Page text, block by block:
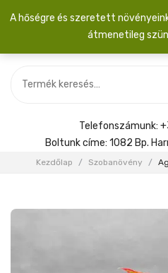
SZOBANÖVÉNY
KIEGÉSZÍTŐK
Menyasszonyi
Telefonszámunk:
Boltunk címe: 1082 Bp.
Kezdőlap / Szobanövény /
A hőségre és szeretett
átmenetileg